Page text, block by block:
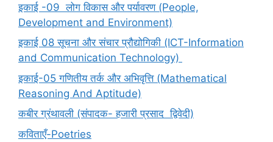
इकाई -09 लोग विकास और पर्यावरण (People,
Development and Environment)
इकाई 08 सूचना और संचार प्रौद्योगिकी (ICT-Information
and Communication Technology)
इकाई-05 गणितीय तर्क और अभिवृत्ति (Mathematical
Reasoning And Aptitude)
कबीर ग्रंथावली (संपादक- हजारी प्रसाद द्विवेदी)
कविताएँ-Poetries